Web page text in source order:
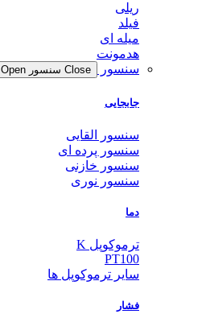
ریلی
فیلد
میله ای
هدمونت
سنسور
Close سنسور Open سنسور
جابجایی
سنسور القایی
سنسور پرده ای
سنسور خازنی
سنسور نوری
دما
ترموکوپل K
PT100
سایر ترموکوپل ها
فشار